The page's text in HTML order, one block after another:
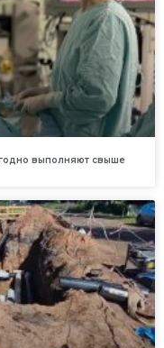
выполняют свыше